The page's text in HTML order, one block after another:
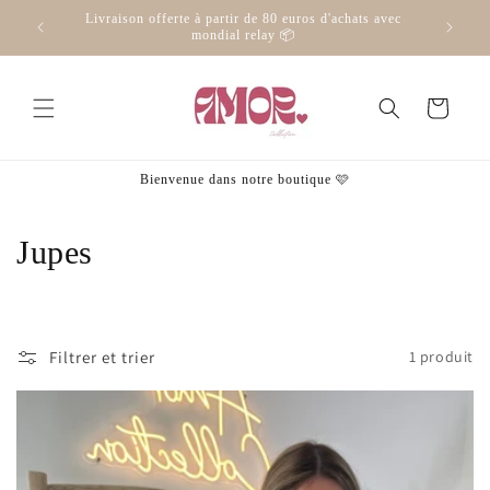
passer
Livraison offerte à partir de 80 euros d'achats avec
mondial relay 📦
Panier
Bienvenue dans notre boutique 🩷
C
c
Jupes
Filtrer et trier 1 produit